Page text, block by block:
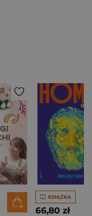
KSIĄŻKA
66,80 zł